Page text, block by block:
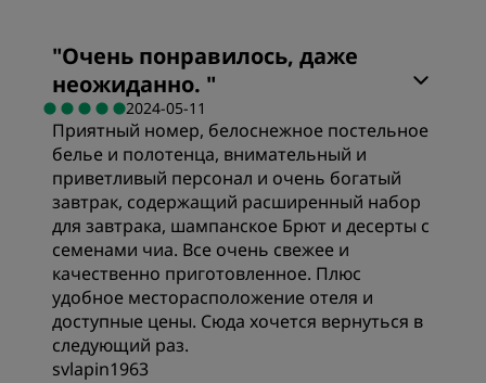
"Очень понравилось, даже
неожиданно. "
2024-05-11
Приятный номер, белоснежное постельное
белье и полотенца, внимательный и
приветливый персонал и очень богатый
завтрак, содержащий расширенный набор
для завтрака, шампанское Брют и десерты с
семенами чиа. Все очень свежее и
качественно приготовленное. Плюс
удобное месторасположение отеля и
доступные цены. Сюда хочется вернуться в
следующий раз.
svlapin1963